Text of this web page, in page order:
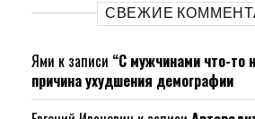
СВЕЖИЕ
Ями к записи “С мужчинами что-то
причина ухудшения демографии